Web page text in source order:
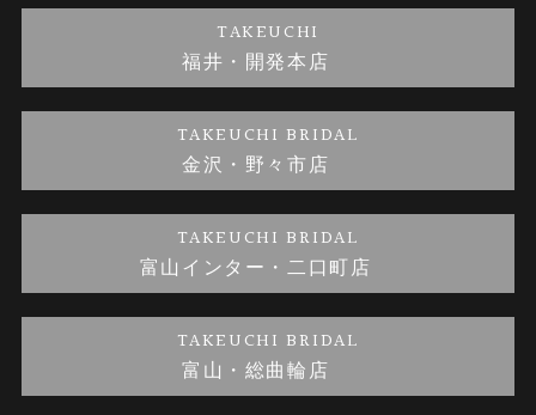
婚約ネックレス
金・プラチナのお取引
ブランドリスト
金澤指輪工房｜手作りペアリング
金澤指輪工房｜手作り結婚指輪 and 婚約指輪
金澤指輪工房｜手作り婚約指輪プロポーズプラン
お客様の声
プライバシーポリシー
TAKEUCHI
福井・開発本店
TAKEUCHI BRIDAL
金沢・野々市店
TAKEUCHI BRIDAL
富山インター・二口町店
TAKEUCHI BRIDAL
富山・総曲輪店